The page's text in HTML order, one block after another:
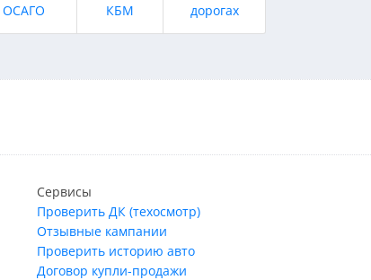
ОСАГО
КБМ
дорогах
Сервисы
Проверить ДК (техосмотр)
Отзывные кампании
Проверить историю авто
Договор купли-продажи